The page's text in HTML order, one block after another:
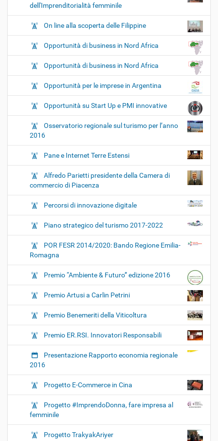
dell'Imprenditorialità femminile
On line alla scoperta delle Filippine
Opportunità di business in Nord Africa
Opportunità di business in Nord Africa
Opportunità per le imprese in Argentina
Opportunità su Start Up e PMI innovative
Osservatorio regionale sul turismo per l’anno
2016
Pane e Internet Terre Estensi
Alfredo Parietti presidente della Camera di
commercio di Piacenza
Percorsi di innovazione digitale
Piano strategico del turismo 2017-2022
POR FESR 2014/2020: Bando Regione Emilia-
Romagna
Premio “Ambiente & Futuro” edizione 2016
Premio Artusi a Carlin Petrini
Premio Benemeriti della Viticoltura
Premio ER.RSI. Innovatori Responsabili
Presentazione Rapporto economia regionale
2016
Progetto E-Commerce in Cina
Progetto #ImprendoDonna, fare impresa al
femminile
Progetto TrakyakAriyer